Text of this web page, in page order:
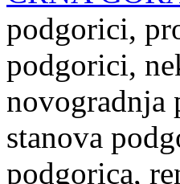
podgorici,
podgorici,
novogradnja
stanova
podgorica,